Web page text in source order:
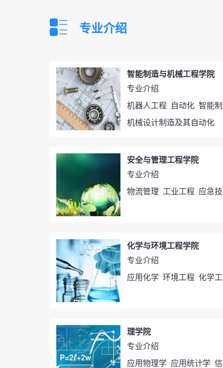
专业介绍
智能制造与机械工程学院
专业介绍
机器人工程
自动化 智能
机械设计制造及其自动化
安全与管理工程学院
专业介绍
物流管理 工业工程 应急
化学与环境工程学院
专业介绍
应用化学 环境工程 化学
理学院
专业介绍
应用物理学 应用统计学